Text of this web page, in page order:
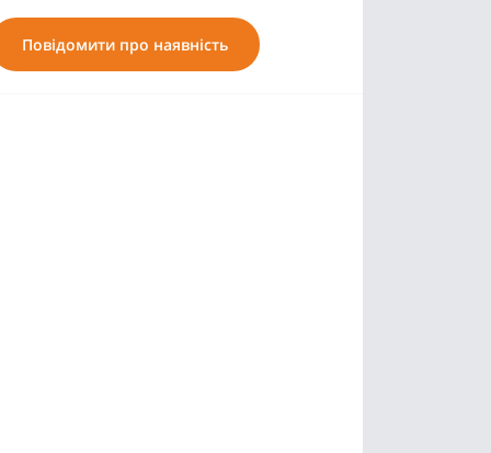
Повідомити про наявність